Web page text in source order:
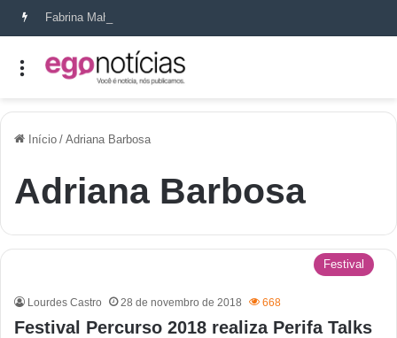
Fabrina Mahin e a arte de reconstruir confiança
Início / Adriana Barbosa
Adriana Barbosa
Festival
Lourdes Castro 28 de novembro de 2018 668
Festival Percurso 2018 realiza Perifa Talks